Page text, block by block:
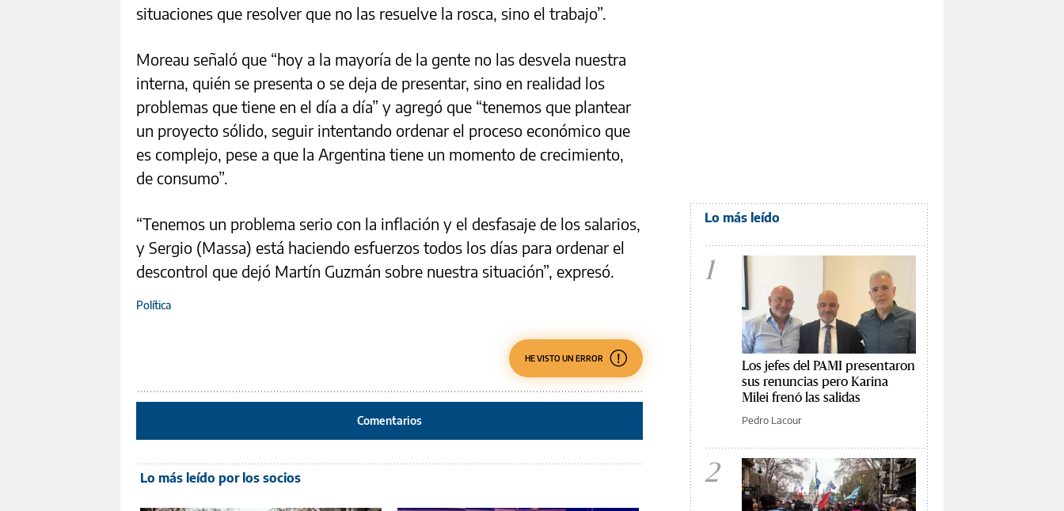
situaciones que resolver que no las resuelve la rosca, sino el trabajo”.
Moreau señaló que “hoy a la mayoría de la gente no las desvela nuestra
interna, quién se presenta o se deja de presentar, sino en realidad los
problemas que tiene en el día a día” y agregó que “tenemos que plantear
un proyecto sólido, seguir intentando ordenar el proceso económico que
es complejo, pese a que la Argentina tiene un momento de crecimiento,
de consumo”.
“Tenemos un problema serio con la inflación y el desfasaje de los salarios,
y Sergio (Massa) está haciendo esfuerzos todos los días para ordenar el
descontrol que dejó Martín Guzmán sobre nuestra situación”, expresó.
Política
HE VISTO UN ERROR
Comentarios
Lo más leído por los socios
Lo más leído
1
Los jefes del PAMI presentaron
sus renuncias pero Karina
Milei frenó las salidas
Pedro Lacour
2